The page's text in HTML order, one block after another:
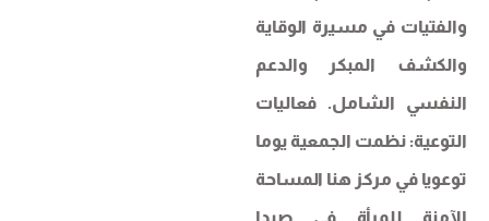
والفتيات في مسيرة الوقاية
والكشف المبكر والدعم
النفسي الشامل. فعاليات
التوعية: نظمت الجمعية يوما
توعويا في مركز هنا المساحة